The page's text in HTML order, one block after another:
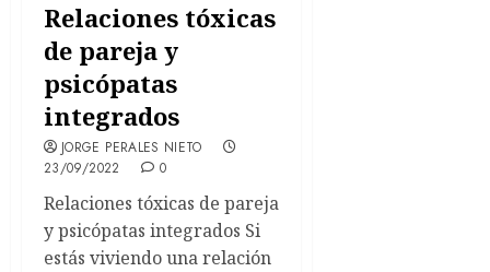
Relaciones tóxicas
de pareja y
psicópatas
integrados
JORGE PERALES NIETO
23/09/2022
0
Relaciones tóxicas de pareja
y psicópatas integrados Si
estás viviendo una relación